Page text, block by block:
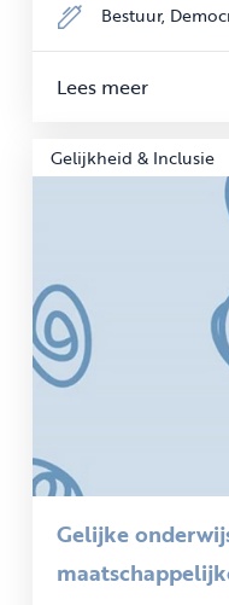
Bestuur,
Lees meer
Gelijkheid & Inclusie
Gelijke